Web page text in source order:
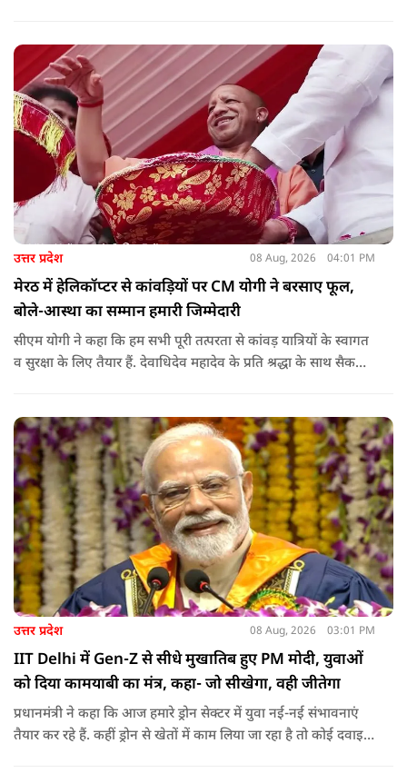
उत्तर प्रदेश 08 Aug, 2026 04:01 PM
मेरठ में हेलिकॉप्टर से कांवड़ियों पर CM योगी ने बरसाए फूल,
बोले-आस्था का सम्मान हमारी जिम्मेदारी
सीएम योगी ने कहा कि हम सभी पूरी तत्परता से कांवड़ यात्रियों के स्वागत
व सुरक्षा के लिए तैयार हैं. देवाधिदेव महादेव के प्रति श्रद्धा के साथ सैकड़ों
पात, क्षेत्र व प्रांत की सीमाओं से ऊपर उठकर उनकी हर श्वांस शिव के नाम
है.
उत्तर प्रदेश 08 Aug, 2026 03:01 PM
IIT Delhi में Gen-Z से सीधे मुखातिब हुए PM मोदी, युवाओं
को दिया कामयाबी का मंत्र, कहा- जो सीखेगा, वही जीतेगा
प्रधानमंत्री ने कहा कि आज हमारे ड्रोन सेक्टर में युवा नई-नई संभावनाएं
तैयार कर रहे हैं. कहीं ड्रोन से खेतों में काम लिया जा रहा है तो कोई दवाइयां